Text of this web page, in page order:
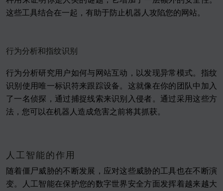
这些工具结合在一起，有助于防止机器人攻陷您的网站。
行为分析和指纹识别
行为分析研究用户如何与网站互动，以发现异常模式。指纹
识别使用唯一标识符来跟踪设备。这就像在你的团队中加入
了一名侦探，通过捕捉线索来识别入侵者。通过采用这些方
法，您可以在机器人造成危害之前将其抓获。
人工智能的作用
随着僵尸威胁的不断发展，应对这些威胁的工具也在不断演
变。人工智能在保护您的数字世界安全方面发挥着越来越大